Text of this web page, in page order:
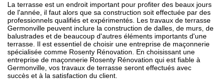
La terrasse est un endroit important pour profiter des beaux jours
de l'année, il faut alors que sa construction soit effectuée par des
professionnels qualifiés et expérimentés. Les travaux de terrasse
Germonville peuvent inclure la construction de dalles, de murs, de
balustrades et de beaucoup d'autres éléments importants d'une
terrasse. Il est essentiel de choisir une entreprise de maçonnerie
spécialisée comme Rosenty Rénovation. En choisissant une
entreprise de maçonnerie Rosenty Rénovation qui est fiable à
Germonville, vos travaux de terrasse seront effectués avec
succès et à la satisfaction du client.